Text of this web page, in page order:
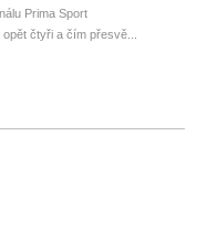
Prima Sport
čtyři a čím přesvě...